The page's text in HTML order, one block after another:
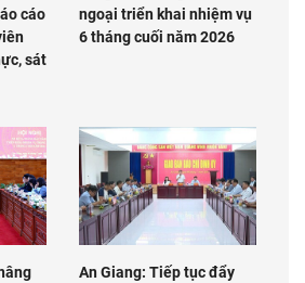
cáo
sát
ngoại triển khai nhiệm vụ
6 tháng cuối năm 2026
An Giang: Tiếp tục đẩy